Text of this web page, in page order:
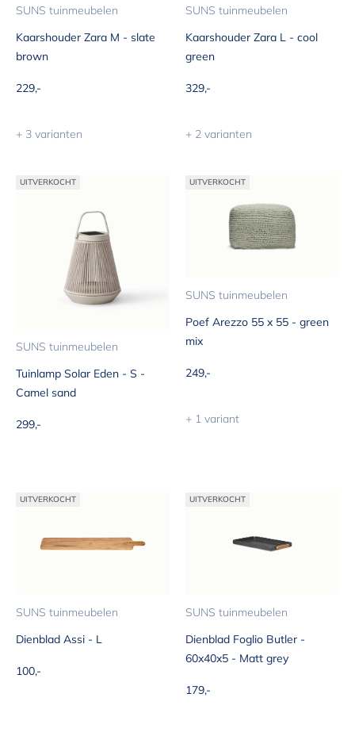
SUNS tuinmeubelen
Kaarshouder Zara M - slate
brown
Aanbiedingsprijs
229,-
+ 3 varianten
SUNS tuinmeubelen
Kaarshouder Zara L - cool
green
Aanbiedingsprijs
329,-
+ 2 varianten
UITVERKOCHT
SUNS tuinmeubelen
Tuinlamp Solar Eden - S -
Camel sand
Aanbiedingsprijs
299,-
UITVERKOCHT
SUNS tuinmeubelen
Poef Arezzo 55 x 55 - green
mix
Aanbiedingsprijs
249,-
+ 1 variant
UITVERKOCHT
SUNS tuinmeubelen
Dienblad Assi - L
Aanbiedingsprijs
100,-
UITVERKOCHT
SUNS tuinmeubelen
Dienblad Foglio Butler -
60x40x5 - Matt grey
Aanbiedingsprijs
179,-